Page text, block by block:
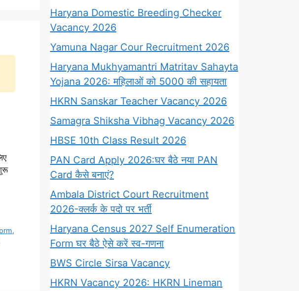
,
Haryana Domestic Breeding Checker
Vacancy 2026
Yamuna Nagar Cour Recruitment 2026
Haryana Mukhyamantri Matritav Sahayta
Yojana 2026: महिलाओं को 5000 की सहायता
HKRN Sanskar Teacher Vacancy 2026
Samagra Shiksha Vibhag Vacancy 2026
HBSE 10th Class Result 2026
PAN Card Apply 2026:घर बैठे नया PAN
Card कैसे बनाएं?
Ambala District Court Recruitment
2026-क्लर्क के पदो पर भर्ती
Haryana Census 2027 Self Enumeration
Form घर बैठे ऐसे करें स्व-गणना
BWS Circle Sirsa Vacancy
HKRN Vacancy 2026: HKRN Lineman